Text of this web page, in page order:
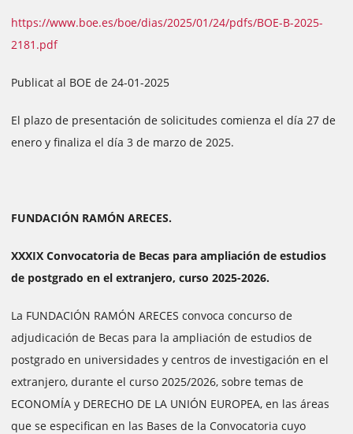
https://www.boe.es/boe/dias/2025/01/24/pdfs/BOE-B-2025-
2181.pdf
Publicat al BOE de 24-01-2025
El plazo de presentación de solicitudes comienza el día 27 de
enero y finaliza el día 3 de marzo de 2025.
FUNDACIÓN RAMÓN ARECES.
XXXIX Convocatoria de Becas para ampliación de estudios
de postgrado en el extranjero, curso 2025-2026.
La FUNDACIÓN RAMÓN ARECES convoca concurso de
adjudicación de Becas para la ampliación de estudios de
postgrado en universidades y centros de investigación en el
extranjero, durante el curso 2025/2026, sobre temas de
ECONOMÍA y DERECHO DE LA UNIÓN EUROPEA, en las áreas
que se especifican en las Bases de la Convocatoria cuyo